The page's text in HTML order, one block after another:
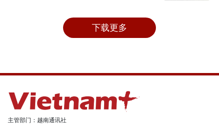
下载更多
主管部门：越南通讯社